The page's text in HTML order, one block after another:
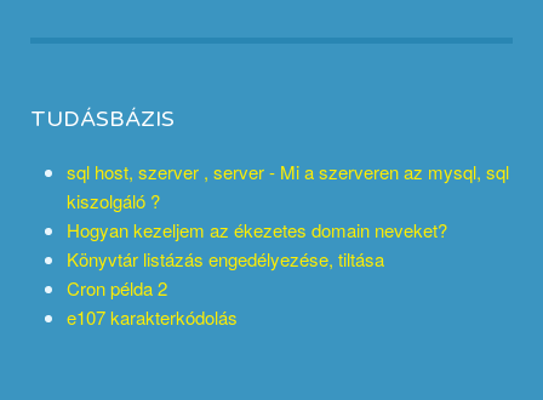
TUDÁSBÁZIS
sql host, szerver , server - Mi a szerveren az mysql, sql
kiszolgáló ?
Hogyan kezeljem az ékezetes domain neveket?
Könyvtár listázás engedélyezése, tiltása
Cron példa 2
e107 karakterkódolás